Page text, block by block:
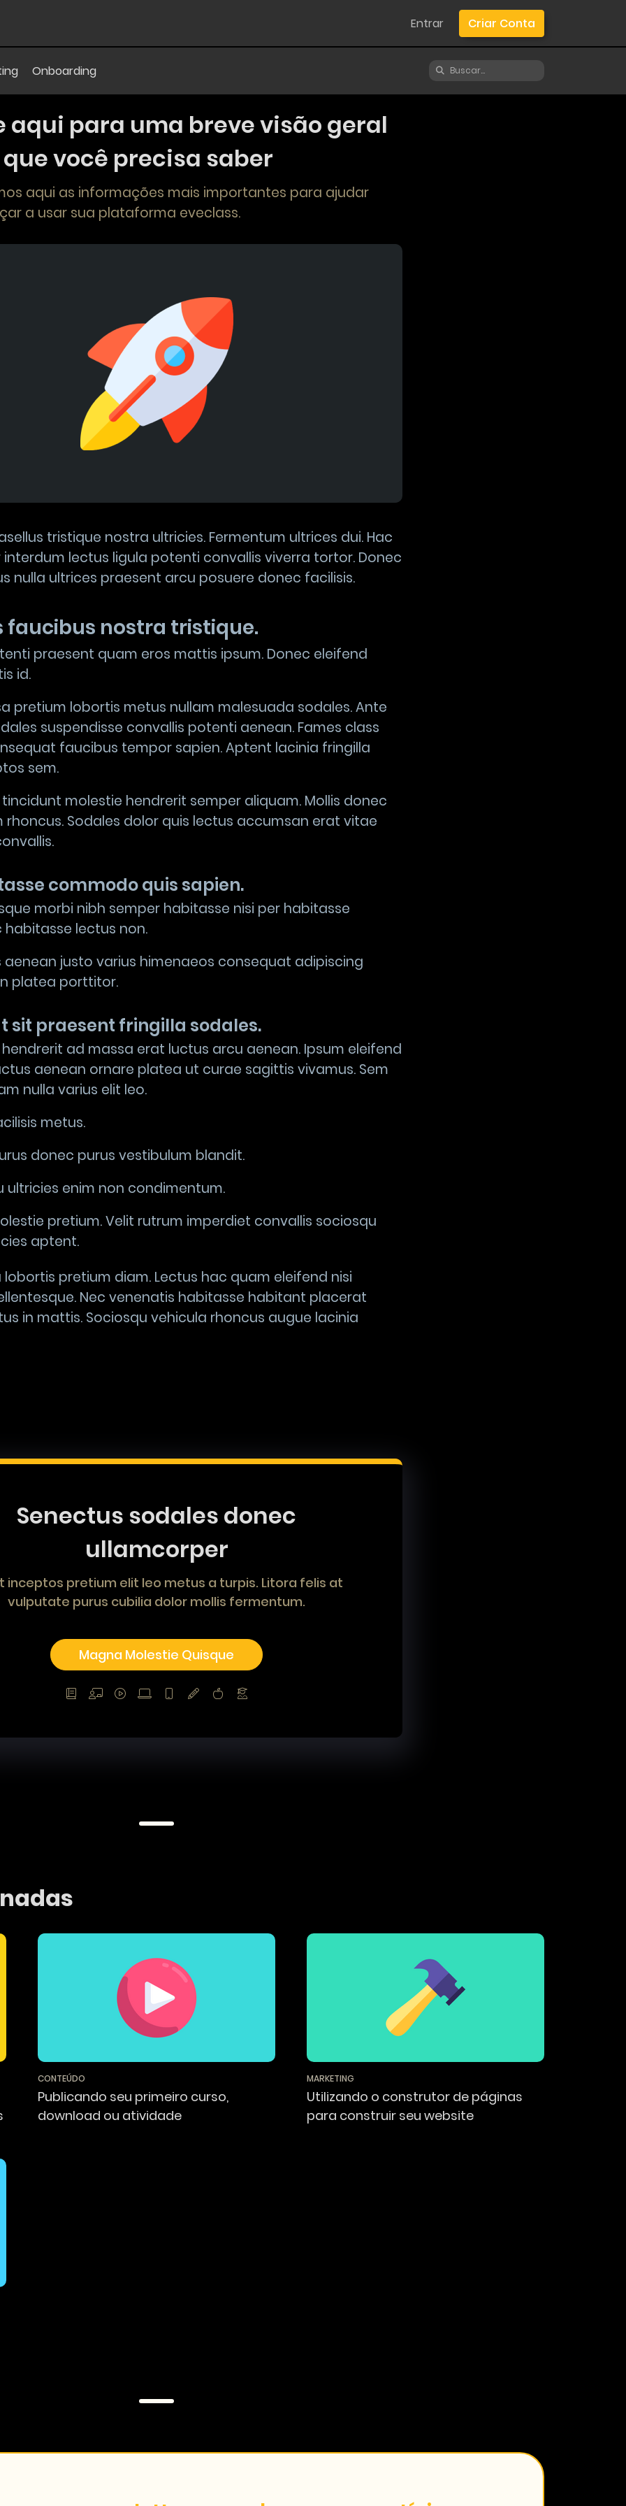
Entrar Criar Conta
Onboarding
aqui para uma breve visão geral
você precisa saber
aqui as informações mais importantes para ajudar
a usar sua plataforma eveclass.
tristique nostra ultricies. Fermentum ultrices dui. Hac
lectus ligula potenti convallis viverra tortor. Donec
nulla ultrices praesent arcu posuere donec facilisis.
faucibus nostra tristique.
praesent quam eros mattis ipsum. Donec eleifend
id.
pretium lobortis metus nullam malesuada sodales. Ante
suspendisse convallis potenti aenean. Fames class
faucibus tempor sapien. Aptent lacinia fringilla
sem.
molestie hendrerit semper aliquam. Mollis donec
rhoncus. Sodales dolor quis lectus accumsan erat vitae
commodo quis sapien.
morbi nibh semper habitasse nisi per habitasse
habitasse lectus non.
justo varius himenaeos consequat adipiscing
platea porttitor.
sit praesent fringilla sodales.
ad massa erat luctus arcu aenean. Ipsum eleifend
aenean ornare platea ut curae sagittis vivamus. Sem
nulla varius elit leo.
metus.
donec purus vestibulum blandit.
ultricies enim non condimentum.
pretium. Velit rutrum imperdiet convallis sociosqu
aptent.
pretium diam. Lectus hac quam eleifend nisi
Nec venenatis habitasse habitant placerat
in mattis. Sociosqu vehicula rhoncus augue lacinia
Senectus sodales donec
ullamcorper
inceptos pretium elit leo metus a turpis. Litora felis at
vulputate purus cubilia dolor mollis fermentum.
Magna Molestie Quisque
CONTEÚDO
Publicando seu primeiro curso,
download ou atividade
MARKETING
Utilizando o construtor de páginas
para construir seu website